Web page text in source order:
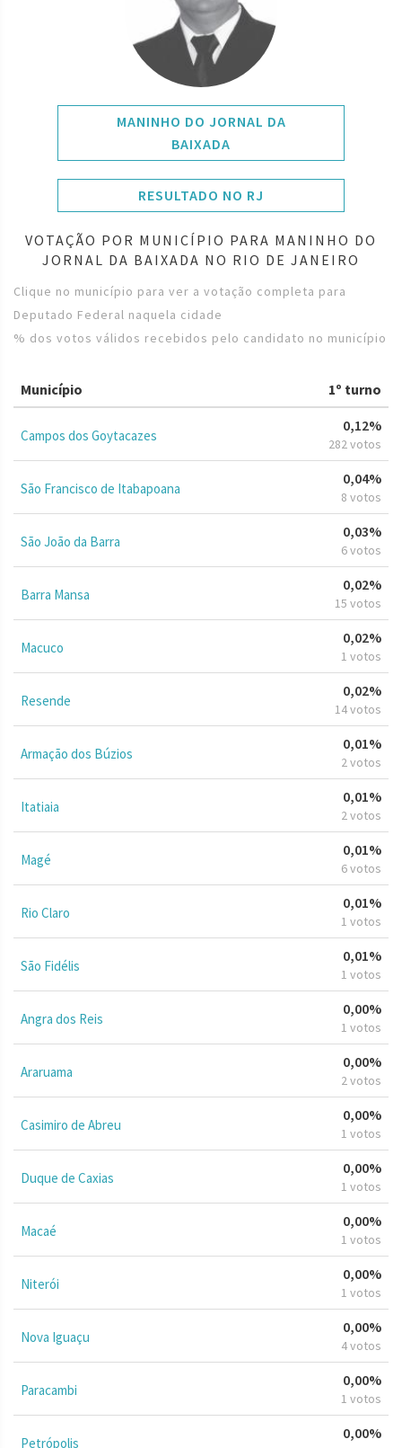
MANINHO DO JORNAL DA
BAIXADA
RESULTADO NO RJ
VOTAÇÃO POR MUNICÍPIO PARA MANINHO DO
JORNAL DA BAIXADA NO RIO DE JANEIRO
Clique no município para ver a votação completa para
Deputado Federal naquela cidade
% dos votos válidos recebidos pelo candidato no município
Município 1º turno
Campos dos Goytacazes
0,12%
282 votos
São Francisco de Itabapoana
0,04%
8 votos
São João da Barra
0,03%
6 votos
Barra Mansa
0,02%
15 votos
Macuco
0,02%
1 votos
Resende
0,02%
14 votos
Armação dos Búzios
0,01%
2 votos
Itatiaia
0,01%
2 votos
Magé
0,01%
6 votos
Rio Claro
0,01%
1 votos
São Fidélis
0,01%
1 votos
Angra dos Reis
0,00%
1 votos
Araruama
0,00%
2 votos
Casimiro de Abreu
0,00%
1 votos
Duque de Caxias
0,00%
1 votos
Macaé
0,00%
1 votos
Niterói
0,00%
1 votos
Nova Iguaçu
0,00%
4 votos
Paracambi
0,00%
1 votos
Petrópolis
0,00%